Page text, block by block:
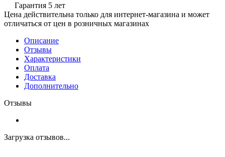
Гарантия 5 лет
Цена действительна только для интернет-магазина и может
отличаться от цен в розничных магазинах
Описание
Отзывы
Характеристики
Оплата
Доставка
Дополнительно
Отзывы
Загрузка отзывов...